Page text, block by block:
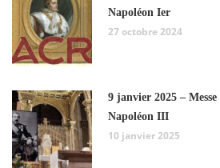
Napoléon Ier
27 octobre 2024
9 janvier 2025 –
Napoléon III
10 janvier 2025